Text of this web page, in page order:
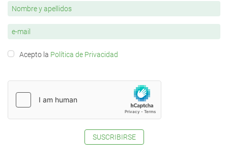
Acepto la Política de Privacidad
SUSCRIBIRSE